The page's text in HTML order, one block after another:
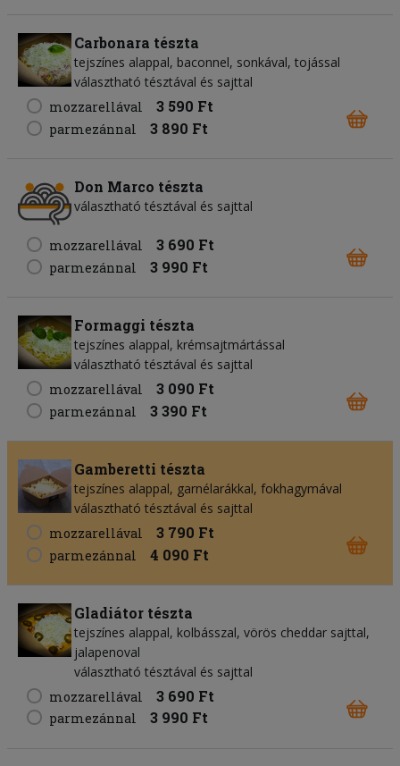
Carbonara tészta
tejszínes alappal, baconnel, sonkával, tojással
választható tésztával és sajttal
mozzarellával
3 590 Ft
parmezánnal 3 890 Ft
Don Marco tészta
választható tésztával és sajttal
mozzarellával 3 690 Ft
parmezánnal 3 990 Ft
Formaggi tészta
tejszínes alappal, krémsajtmártással
választható tésztával és sajttal
mozzarellával
3 090 Ft
parmezánnal 3 390 Ft
Gamberetti tészta
tejszínes alappal, garnélarákkal, fokhagymával
választható tésztával és sajttal
mozzarellával
3 790 Ft
parmezánnal 4 090 Ft
Gladiátor tészta
tejszínes alappal, kolbásszal, vörös cheddar sajttal,
jalapenoval
választható tésztával és sajttal
mozzarellával
3 690 Ft
parmezánnal 3 990 Ft